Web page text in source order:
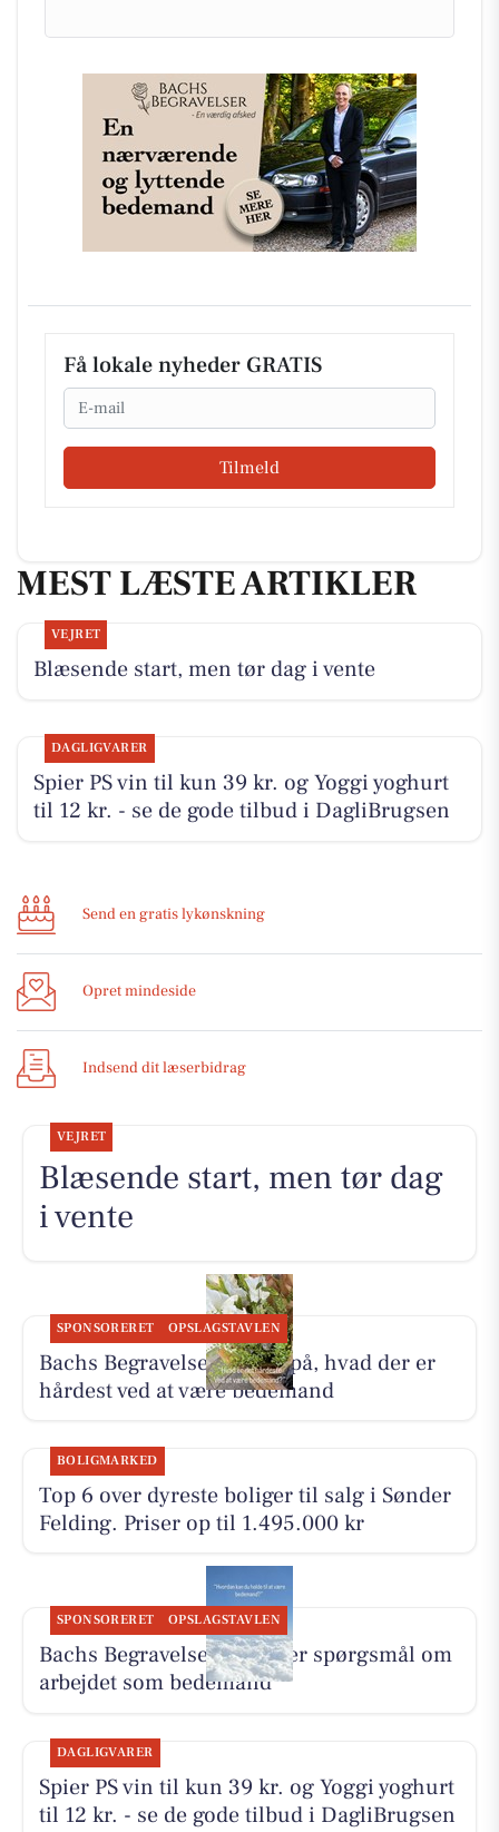
Få lokale nyheder GRATIS
Email
Tilmeld
MEST LÆSTE ARTIKLER
VEJRET
Blæsende start, men tør dag i vente
DAGLIGVARER
Spier PS vin til kun 39 kr. og Yoggi yoghurt
til 12 kr. - se de gode tilbud i DagliBrugsen
Send en gratis lykønskning
Opret mindeside
Indsend dit læserbidrag
VEJRET
Blæsende start, men tør dag
i vente
SPONSORERET OPSLAGSTAVLEN
Bachs Begravelser svarer på, hvad der er
hårdest ved at være bedemand
BOLIGMARKED
Top 6 over dyreste boliger til salg i Sønder
Felding. Priser op til 1.495.000 kr
SPONSORERET OPSLAGSTAVLEN
Bachs Begravelser besvarer spørgsmål om
arbejdet som bedemand
DAGLIGVARER
Spier PS vin til kun 39 kr. og Yoggi yoghurt
til 12 kr. - se de gode tilbud i DagliBrugsen